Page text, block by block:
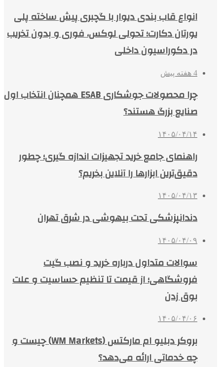
انواع قاب بندی دیوار با گچبری پیش ساخته پلی
یورتان دکارت؛ تحولی لوکس، فوری و بدون تخریب
در دکوراسیون داخلی
4 هفته پیش
چرا محصولات جوشکاری ESAB همچنان انتخاب اول
صنایع بزرگ هستند؟
۱۴۰۵/۰۴/۱۴
راهنمای جامع خرید تجهیزات اندازه گیری؛ چطور
دقیق‌ترین ابزارها را آنلاین بخریم؟
۱۴۰۵/۰۴/۱۳
دندانپزشکی تحت بیهوشی در شرق تهران
۱۴۰۵/۰۴/۰۹
سوالات متداول درباره خرید و نصب گیت
فروشگاهی؛ از قیمت تا تنظیم حساسیت و علت
بوق زدن
۱۴۰۵/۰۴/۰۶
بروکر دبلیو ام مارکتس (WM Markets) چیست و
چه خدماتی ارائه می‌دهد؟